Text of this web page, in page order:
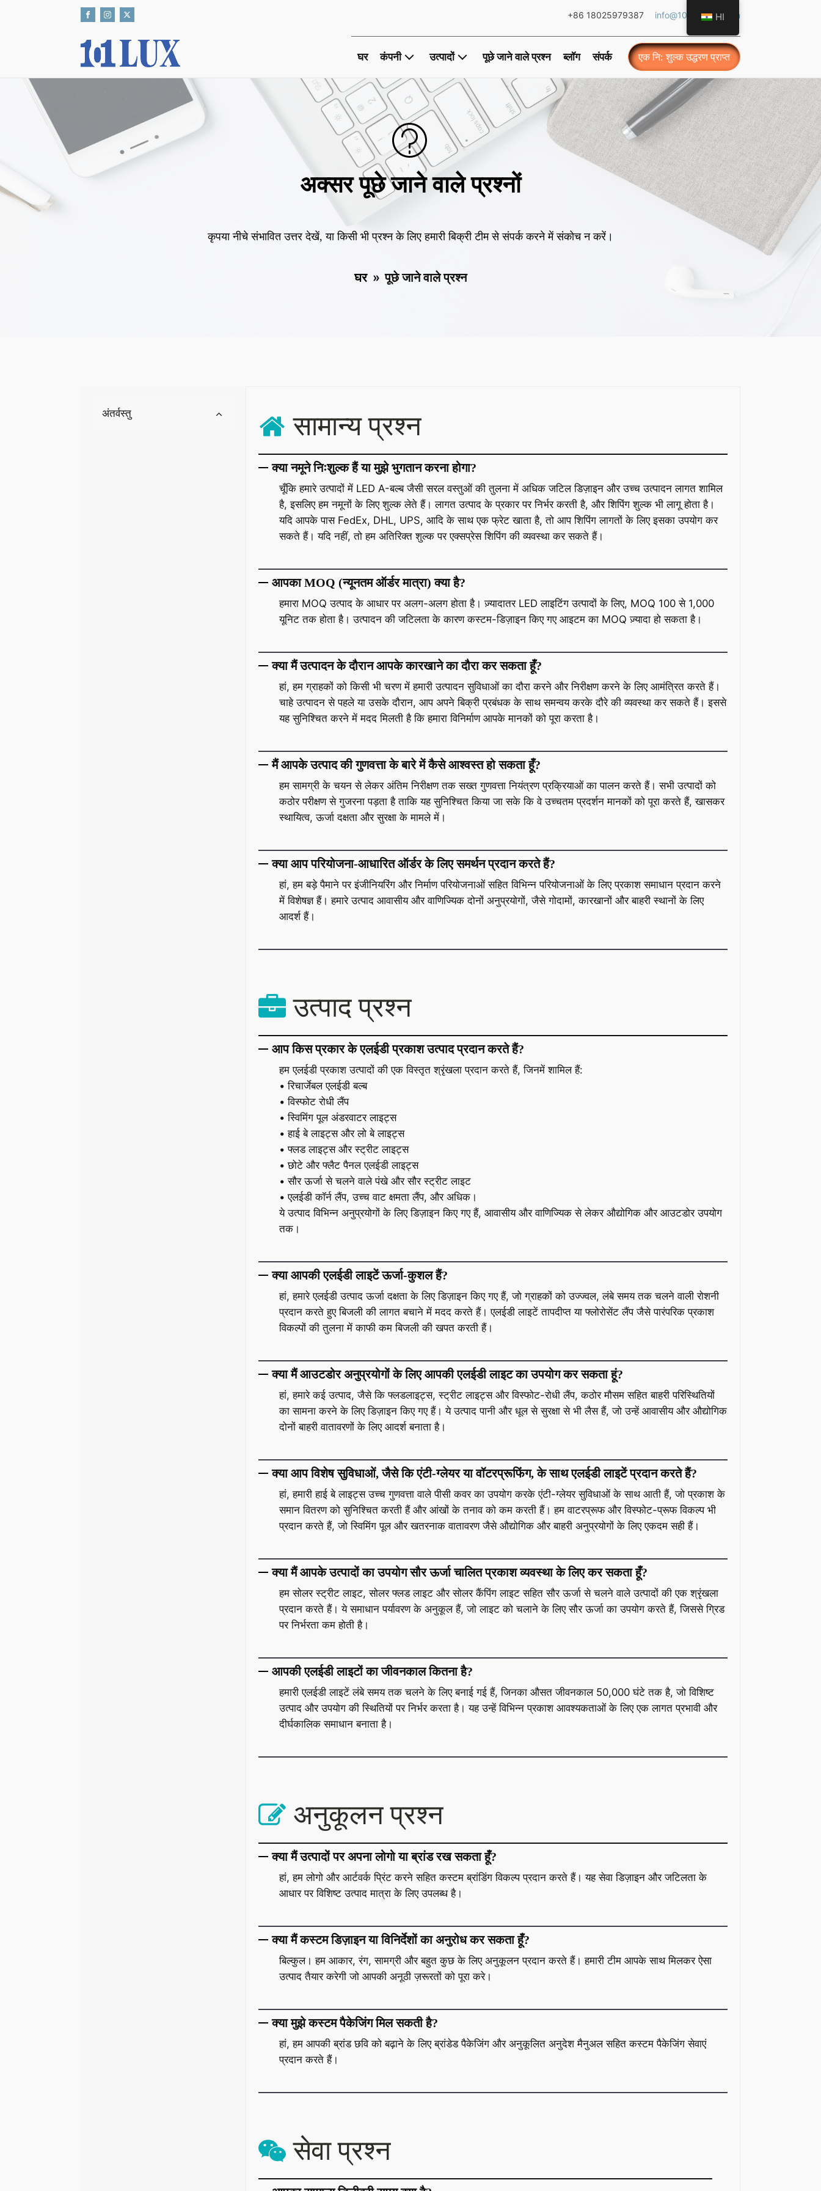
+86 18025979387 info@101ledlight.com
घर कंपनी उत्पादों पूछे जाने वाले प्रश्न ब्लॉग संपर्क एक नि: शुल्क उद्धरण प्राप्त
अक्सर पूछे जाने वाले प्रश्नों
कृपया नीचे संभावित उत्तर देखें, या किसी भी प्रश्न के लिए हमारी बिक्री टीम से संपर्क करने में संकोच न करें।
घर » पूछे जाने वाले प्रश्न
अंतर्वस्तु सामान्य प्रश्न
क्या नमूने निःशुल्क हैं या मुझे भुगतान करना होगा?
चूँकि हमारे उत्पादों में LED A-बल्ब जैसी सरल वस्तुओं की तुलना में अधिक जटिल डिज़ाइन और उच्च उत्पादन लागत शामिल
है, इसलिए हम नमूनों के लिए शुल्क लेते हैं। लागत उत्पाद के प्रकार पर निर्भर करती है, और शिपिंग शुल्क भी लागू होता है।
यदि आपके पास FedEx, DHL, UPS, आदि के साथ एक फ्रेट खाता है, तो आप शिपिंग लागतों के लिए इसका उपयोग कर
सकते हैं। यदि नहीं, तो हम अतिरिक्त शुल्क पर एक्सप्रेस शिपिंग की व्यवस्था कर सकते हैं।
आपका MOQ (न्यूनतम ऑर्डर मात्रा) क्या है?
हमारा MOQ उत्पाद के आधार पर अलग-अलग होता है। ज़्यादातर LED लाइटिंग उत्पादों के लिए, MOQ 100 से 1,000
यूनिट तक होता है। उत्पादन की जटिलता के कारण कस्टम-डिज़ाइन किए गए आइटम का MOQ ज़्यादा हो सकता है।
क्या मैं उत्पादन के दौरान आपके कारखाने का दौरा कर सकता हूँ?
हां, हम ग्राहकों को किसी भी चरण में हमारी उत्पादन सुविधाओं का दौरा करने और निरीक्षण करने के लिए आमंत्रित करते हैं।
चाहे उत्पादन से पहले या उसके दौरान, आप अपने बिक्री प्रबंधक के साथ समन्वय करके दौरे की व्यवस्था कर सकते हैं। इससे
यह सुनिश्चित करने में मदद मिलती है कि हमारा विनिर्माण आपके मानकों को पूरा करता है।
मैं आपके उत्पाद की गुणवत्ता के बारे में कैसे आश्वस्त हो सकता हूँ?
हम सामग्री के चयन से लेकर अंतिम निरीक्षण तक सख्त गुणवत्ता नियंत्रण प्रक्रियाओं का पालन करते हैं। सभी उत्पादों को
कठोर परीक्षण से गुजरना पड़ता है ताकि यह सुनिश्चित किया जा सके कि वे उच्चतम प्रदर्शन मानकों को पूरा करते हैं, खासकर
स्थायित्व, ऊर्जा दक्षता और सुरक्षा के मामले में।
क्या आप परियोजना-आधारित ऑर्डर के लिए समर्थन प्रदान करते हैं?
हां, हम बड़े पैमाने पर इंजीनियरिंग और निर्माण परियोजनाओं सहित विभिन्न परियोजनाओं के लिए प्रकाश समाधान प्रदान करने
में विशेषज्ञ हैं। हमारे उत्पाद आवासीय और वाणिज्यिक दोनों अनुप्रयोगों, जैसे गोदामों, कारखानों और बाहरी स्थानों के लिए
आदर्श हैं।
उत्पाद प्रश्न
आप किस प्रकार के एलईडी प्रकाश उत्पाद प्रदान करते हैं?
हम एलईडी प्रकाश उत्पादों की एक विस्तृत श्रृंखला प्रदान करते हैं, जिनमें शामिल हैं:
• रिचार्जेबल एलईडी बल्ब
• विस्फोट रोधी लैंप
• स्विमिंग पूल अंडरवाटर लाइट्स
• हाई बे लाइट्स और लो बे लाइट्स
• फ्लड लाइट्स और स्ट्रीट लाइट्स
• छोटे और फ्लैट पैनल एलईडी लाइट्स
• सौर ऊर्जा से चलने वाले पंखे और सौर स्ट्रीट लाइट
• एलईडी कॉर्न लैंप, उच्च वाट क्षमता लैंप, और अधिक।
ये उत्पाद विभिन्न अनुप्रयोगों के लिए डिज़ाइन किए गए हैं, आवासीय और वाणिज्यिक से लेकर औद्योगिक और आउटडोर उपयोग
तक।
क्या आपकी एलईडी लाइटें ऊर्जा-कुशल हैं?
हां, हमारे एलईडी उत्पाद ऊर्जा दक्षता के लिए डिज़ाइन किए गए हैं, जो ग्राहकों को उज्ज्वल, लंबे समय तक चलने वाली रोशनी
प्रदान करते हुए बिजली की लागत बचाने में मदद करते हैं। एलईडी लाइटें तापदीप्त या फ्लोरोसेंट लैंप जैसे पारंपरिक प्रकाश
विकल्पों की तुलना में काफी कम बिजली की खपत करती हैं।
क्या मैं आउटडोर अनुप्रयोगों के लिए आपकी एलईडी लाइट का उपयोग कर सकता हूं?
हां, हमारे कई उत्पाद, जैसे कि फ्लडलाइट्स, स्ट्रीट लाइट्स और विस्फोट-रोधी लैंप, कठोर मौसम सहित बाहरी परिस्थितियों
का सामना करने के लिए डिज़ाइन किए गए हैं। ये उत्पाद पानी और धूल से सुरक्षा से भी लैस हैं, जो उन्हें आवासीय और औद्योगिक
दोनों बाहरी वातावरणों के लिए आदर्श बनाता है।
क्या आप विशेष सुविधाओं, जैसे कि एंटी-ग्लेयर या वॉटरप्रूफिंग, के साथ एलईडी लाइटें प्रदान करते हैं?
हां, हमारी हाई बे लाइट्स उच्च गुणवत्ता वाले पीसी कवर का उपयोग करके एंटी-ग्लेयर सुविधाओं के साथ आती हैं, जो प्रकाश के
समान वितरण को सुनिश्चित करती हैं और आंखों के तनाव को कम करती हैं। हम वाटरप्रूफ और विस्फोट-प्रूफ विकल्प भी
प्रदान करते हैं, जो स्विमिंग पूल और खतरनाक वातावरण जैसे औद्योगिक और बाहरी अनुप्रयोगों के लिए एकदम सही हैं।
क्या मैं आपके उत्पादों का उपयोग सौर ऊर्जा चालित प्रकाश व्यवस्था के लिए कर सकता हूँ?
हम सोलर स्ट्रीट लाइट, सोलर फ्लड लाइट और सोलर कैंपिंग लाइट सहित सौर ऊर्जा से चलने वाले उत्पादों की एक श्रृंखला
प्रदान करते हैं। ये समाधान पर्यावरण के अनुकूल हैं, जो लाइट को चलाने के लिए सौर ऊर्जा का उपयोग करते हैं, जिससे ग्रिड
पर निर्भरता कम होती है।
आपकी एलईडी लाइटों का जीवनकाल कितना है?
हमारी एलईडी लाइटें लंबे समय तक चलने के लिए बनाई गई हैं, जिनका औसत जीवनकाल 50,000 घंटे तक है, जो विशिष्ट
उत्पाद और उपयोग की स्थितियों पर निर्भर करता है। यह उन्हें विभिन्न प्रकाश आवश्यकताओं के लिए एक लागत प्रभावी और
दीर्घकालिक समाधान बनाता है।
अनुकूलन प्रश्न
क्या मैं उत्पादों पर अपना लोगो या ब्रांड रख सकता हूँ?
हां, हम लोगो और आर्टवर्क प्रिंट करने सहित कस्टम ब्रांडिंग विकल्प प्रदान करते हैं। यह सेवा डिज़ाइन और जटिलता के
आधार पर विशिष्ट उत्पाद मात्रा के लिए उपलब्ध है।
क्या मैं कस्टम डिज़ाइन या विनिर्देशों का अनुरोध कर सकता हूँ?
बिल्कुल। हम आकार, रंग, सामग्री और बहुत कुछ के लिए अनुकूलन प्रदान करते हैं। हमारी टीम आपके साथ मिलकर ऐसा
उत्पाद तैयार करेगी जो आपकी अनूठी ज़रूरतों को पूरा करे।
क्या मुझे कस्टम पैकेजिंग मिल सकती है?
हां, हम आपकी ब्रांड छवि को बढ़ाने के लिए ब्रांडेड पैकेजिंग और अनुकूलित अनुदेश मैनुअल सहित कस्टम पैकेजिंग सेवाएं
प्रदान करते हैं।
सेवा प्रश्न
HI